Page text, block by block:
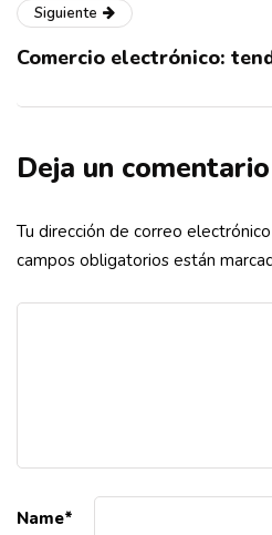
Siguiente
Comercio electrónico:
Deja un comentario
Tu dirección de correo
campos obligatorios están
Name*